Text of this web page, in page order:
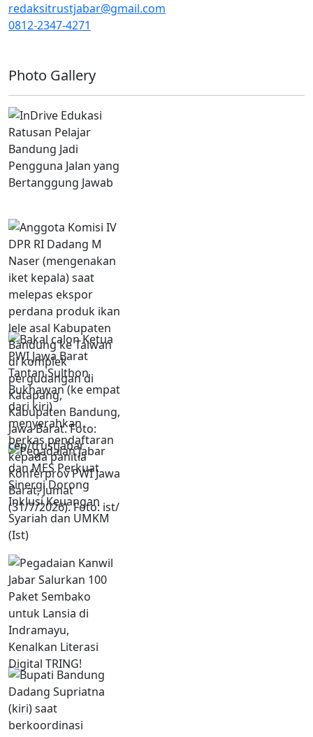
redaksitrustjabar@gmail.com
0812-2347-4271
Photo Gallery